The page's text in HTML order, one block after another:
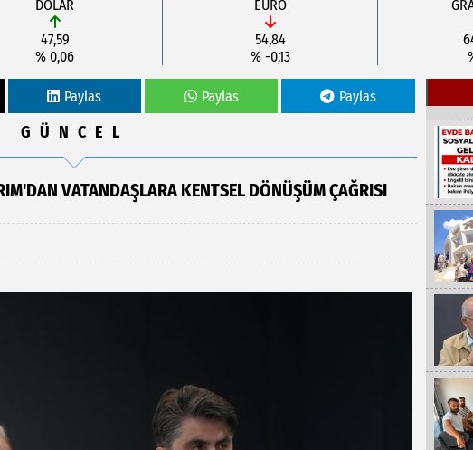
DOLAR
47,59
% 0,06
EURO
54,84
% -0,13
Paylas Paylas Paylas
GÜNCEL
VATANDAŞLARA KENTSEL DÖNÜŞÜM ÇAĞRISI